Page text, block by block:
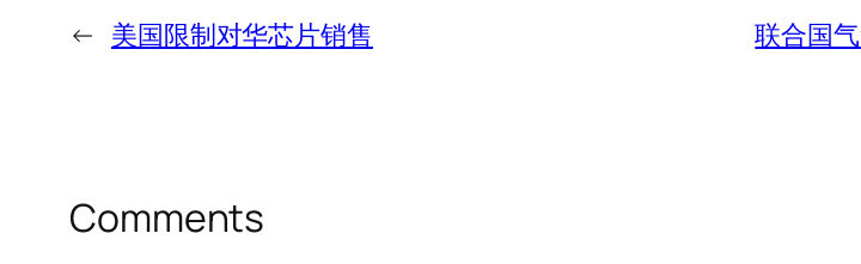
← 美国限制对华芯片销售 联合国
Comments